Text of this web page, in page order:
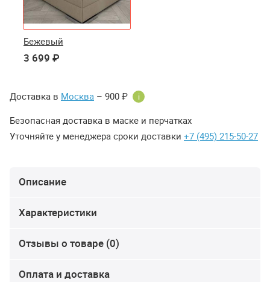
Бежевый
3 699 ₽
Доставка в Москва – 900 ₽ i
Безопасная доставка в маске и перчатках
Уточняйте у менеджера сроки доставки +7 (495) 215-50-27
Описание
Характеристики
Отзывы о товаре (0)
Оплата и доставка